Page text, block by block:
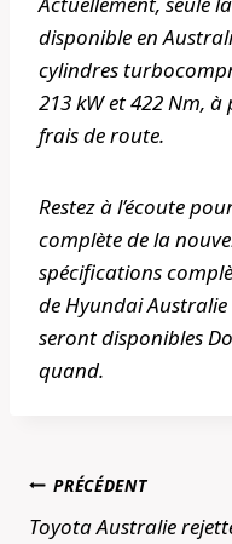
disponible en
cylindres
213 kW et 422 Nm,
frais de route.
Restez à l’écoute
complète de la
spécifications
de Hyundai
seront disponibles
quand.
Navigation
de
PRÉCÉDENT
Toyota Australie